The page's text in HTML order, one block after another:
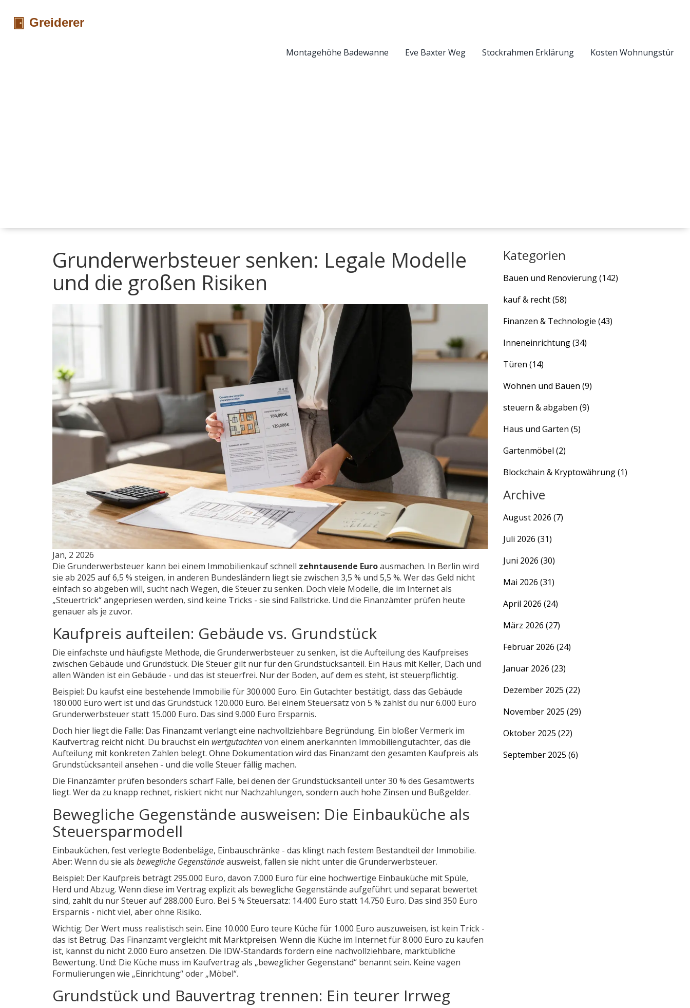
Montagehöhe Badewanne Eve Baxter Weg Stockrahmen Erklärung Kosten Wohnungstür
Grunderwerbsteuer senken: Legale Modelle
und die großen Risiken
Jan, 2 2026
Die Grunderwerbsteuer kann bei einem Immobilienkauf schnell zehntausende Euroausmachen. In Berlin wird
sie ab 2025 auf 6,5 % steigen, in anderen Bundesländern liegt sie zwischen 3,5 % und 5,5 %. Wer das Geld nicht
einfach so abgeben will, sucht nach Wegen, die Steuer zu senken. Doch viele Modelle, die im Internet als
„Steuertrick“ angepriesen werden, sind keine Tricks - sie sind Fallstricke. Und die Finanzämter prüfen heute
genauer als je zuvor.
Kaufpreis aufteilen: Gebäude vs. Grundstück
Die einfachste und häufigste Methode, die Grunderwerbsteuer zu senken, ist die Aufteilung des Kaufpreises
zwischen Gebäude und Grundstück. Die Steuer gilt nur für den Grundstücksanteil. Ein Haus mit Keller, Dach und
allen Wänden ist ein Gebäude - und das ist steuerfrei. Nur der Boden, auf dem es steht, ist steuerpflichtig.
Beispiel: Du kaufst eine bestehende Immobilie für 300.000 Euro. Ein Gutachter bestätigt, dass das Gebäude
180.000 Euro wert ist und das Grundstück 120.000 Euro. Bei einem Steuersatz von 5 % zahlst du nur 6.000 Euro
Grunderwerbsteuer statt 15.000 Euro. Das sind 9.000 Euro Ersparnis.
Doch hier liegt die Falle: Das Finanzamt verlangt eine nachvollziehbare Begründung. Ein bloßer Vermerk im
Kaufvertrag reicht nicht. Du brauchst ein wertgutachtenvon einem anerkannten Immobiliengutachter, das die
Aufteilung mit konkreten Zahlen belegt. Ohne Dokumentation wird das Finanzamt den gesamten Kaufpreis als
Grundstücksanteil ansehen - und die volle Steuer fällig machen.
Die Finanzämter prüfen besonders scharf Fälle, bei denen der Grundstücksanteil unter 30 % des Gesamtwerts
liegt. Wer da zu knapp rechnet, riskiert nicht nur Nachzahlungen, sondern auch hohe Zinsen und Bußgelder.
Bewegliche Gegenstände ausweisen: Die Einbauküche als
Steuersparmodell
Einbauküchen, fest verlegte Bodenbeläge, Einbauschränke - das klingt nach festem Bestandteil der Immobilie.
Aber: Wenn du sie als bewegliche Gegenständeausweist, fallen sie nicht unter die Grunderwerbsteuer.
Beispiel: Der Kaufpreis beträgt 295.000 Euro, davon 7.000 Euro für eine hochwertige Einbauküche mit Spüle,
Herd und Abzug. Wenn diese im Vertrag explizit als bewegliche Gegenstände aufgeführt und separat bewertet
sind, zahlt du nur Steuer auf 288.000 Euro. Bei 5 % Steuersatz: 14.400 Euro statt 14.750 Euro. Das sind 350 Euro
Ersparnis - nicht viel, aber ohne Risiko.
Wichtig: Der Wert muss realistisch sein. Eine 10.000 Euro teure Küche für 1.000 Euro auszuweisen, ist kein Trick -
das ist Betrug. Das Finanzamt vergleicht mit Marktpreisen. Wenn die Küche im Internet für 8.000 Euro zu kaufen
ist, kannst du nicht 2.000 Euro ansetzen. Die IDW-Standards fordern eine nachvollziehbare, marktübliche
Bewertung. Und: Die Küche muss im Kaufvertrag als „beweglicher Gegenstand“ benannt sein. Keine vagen
Formulierungen wie „Einrichtung“ oder „Möbel“.
Grundstück und Bauvertrag trennen: Ein teurer Irrweg
Kategorien
Bauen und Renovierung(142)
kauf & recht(58)
Finanzen & Technologie (43)
Inneneinrichtung(34)
Türen (14)
Wohnen und Bauen (9)
steuern & abgaben (9)
Haus und Garten (5)
Gartenmöbel (2)
Blockchain & Kryptowährung(1)
Archive
August 2026 (7)
Juli 2026 (31)
Juni 2026 (30)
Mai 2026 (31)
April 2026 (24)
März 2026 (27)
Februar 2026 (24)
Januar 2026 (23)
Dezember 2025 (22)
November 2025 (29)
Oktober 2025 (22)
September 2025 (6)